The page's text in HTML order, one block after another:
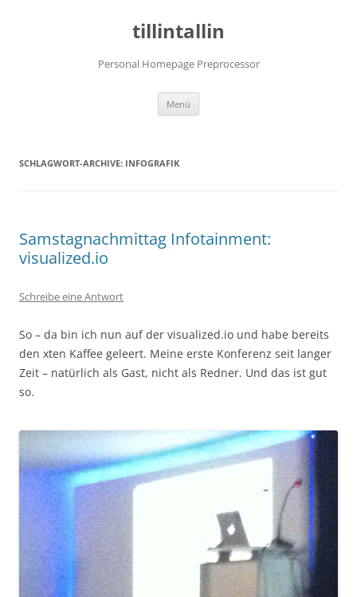
tillintallin
Personal Homepage Preprocessor
Menü
SCHLAGWORT-ARCHIVE: INFOGRAFIK
Samstagnachmittag Infotainment:
visualized.io
Schreibe eine Antwort
So – da bin ich nun auf der visualized.io und habe bereits
den xten Kaffee geleert. Meine erste Konferenz seit langer
Zeit – natürlich als Gast, nicht als Redner. Und das ist gut
so.